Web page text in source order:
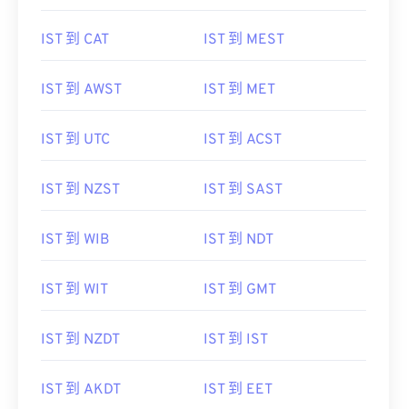
IST 到 CAT IST 到 MEST
IST 到 AWST IST 到 MET
IST 到 UTC IST 到 ACST
IST 到 NZST IST 到 SAST
IST 到 WIB IST 到 NDT
IST 到 WIT IST 到 GMT
IST 到 NZDT IST 到 IST
IST 到 AKDT IST 到 EET